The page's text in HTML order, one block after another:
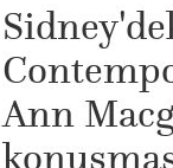
Ann